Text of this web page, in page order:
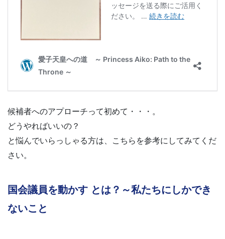
候補者へのアプローチって初めて・・・。
どうやればいいの？
と悩んでいらっしゃる方は、こちらを参考にしてみてくだ
さい。
国会議員を動かす とは？～私たちにしかでき
ないこと